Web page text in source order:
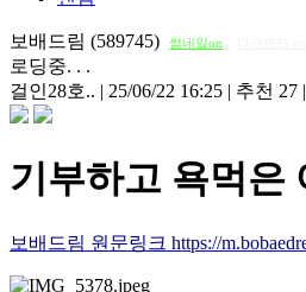
보배드림 (589745) 썸네일on
로딩중. . .
걸인28호.. | 25/06/22 16:25 | 추천 27 |
기부하고 욕먹은
보배드림 원문링크 https://